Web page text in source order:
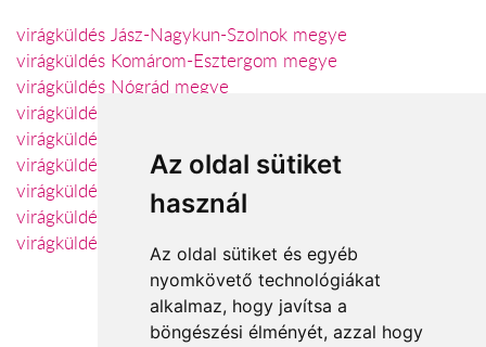
Az oldal sütiket
használ
Az oldal sütiket és egyéb
nyomkövető technológiákat
alkalmaz, hogy javítsa a
böngészési élményét, azzal hogy
virágküldés Jász-Nagykun-Szolnok megye
virágküldés Komárom-Esztergom megye
virágküldés Nógrád megye
virágküldés Szabolcs-Szatmár-Bereg megye
virágküldés Somogy megye
virágküldés Tolna megye
virágküldés Vas megye
virágküldés Veszprém megye
virágküldés Zala megye